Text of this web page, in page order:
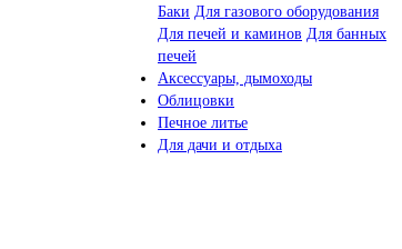
Баки Для газового оборудования
Для печей и каминов Для банных
печей
Аксессуары, дымоходы
Облицовки
Печное литье
Для дачи и отдыха